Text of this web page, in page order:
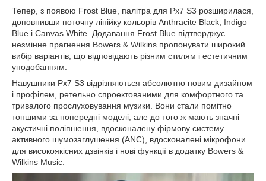
Тепер, з появою Frost Blue, палітра для Px7 S3 розширилася,
доповнивши поточну лінійку кольорів Anthracite Black, Indigo
Blue і Canvas White. Додавання Frost Blue підтверджує
незмінне прагнення Bowers & Wilkins пропонувати широкий
вибір варіантів, що відповідають різним стилям і естетичним
уподобанням.
Навушники Px7 S3 відрізняються абсолютно новим дизайном
і профілем, ретельно спроектованими для комфортного та
тривалого прослуховування музики. Вони стали помітно
тоншими за попередні моделі, але до того ж мають значні
акустичні поліпшення, вдосконалену фірмову систему
активного шумозаглушення (ANC), вдосконалені мікрофони
для високоякісних дзвінків і нові функції в додатку Bowers &
Wilkins Music.